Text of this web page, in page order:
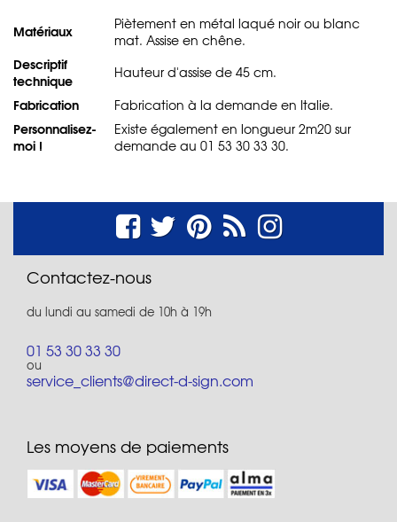
Matériaux
Piètement en métal laqué noir ou blanc
mat. Assise en chêne.
Descriptif
technique
Hauteur d'assise de 45 cm.
Fabrication Fabrication à la demande en Italie.
Personnalisez-
moi !
Existe également en longueur 2m20 sur
demande au 01 53 30 33 30.
Contactez-nous
du lundi au samedi de 10h à 19h
01 53 30 33 30
ou
service_clients@direct-d-sign.com
Les moyens de paiements